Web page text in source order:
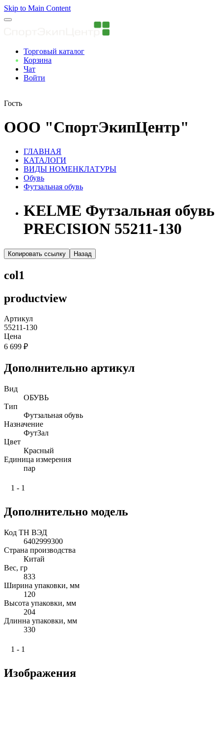
Skip to Main Content
Торговый каталог
Корзина
Чат
Войти
Гость
ООО "СпортЭкипЦентр"
ГЛАВНАЯ
КАТАЛОГИ
ВИДЫ НОМЕНКЛАТУРЫ
Обувь
Футзальная обувь
KELME Футзальная обувь
PRECISION 55211-130
Копировать ссылку Назад
col1
productview
Артикул
55211-130
Цена
6 699 ₽
Дополнительно артикул
Вид
ОБУВЬ
Тип
Футзальная обувь
Назначение
ФутЗал
Цвет
Красный
Единица измерения
пар
1 - 1
Дополнительно модель
Код ТН ВЭД
6402999300
Страна производства
Китай
Вес, гр
833
Ширина упаковки, мм
120
Высота упаковки, мм
204
Длинна упаковки, мм
330
1 - 1
Изображения